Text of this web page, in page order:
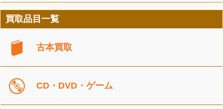
買取品目一覧
古本買取
CD・DVD・ゲーム